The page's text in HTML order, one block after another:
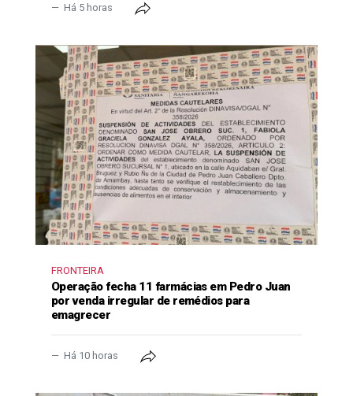
Há 5 horas
FRONTEIRA
Operação fecha 11 farmácias em Pedro Juan
por venda irregular de remédios para
emagrecer
Há 10 horas